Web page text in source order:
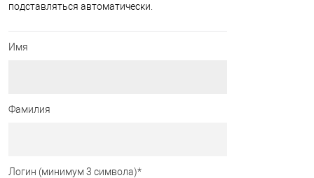
подставляться автоматически.
Имя
Фамилия
Логин (минимум 3 символа)*